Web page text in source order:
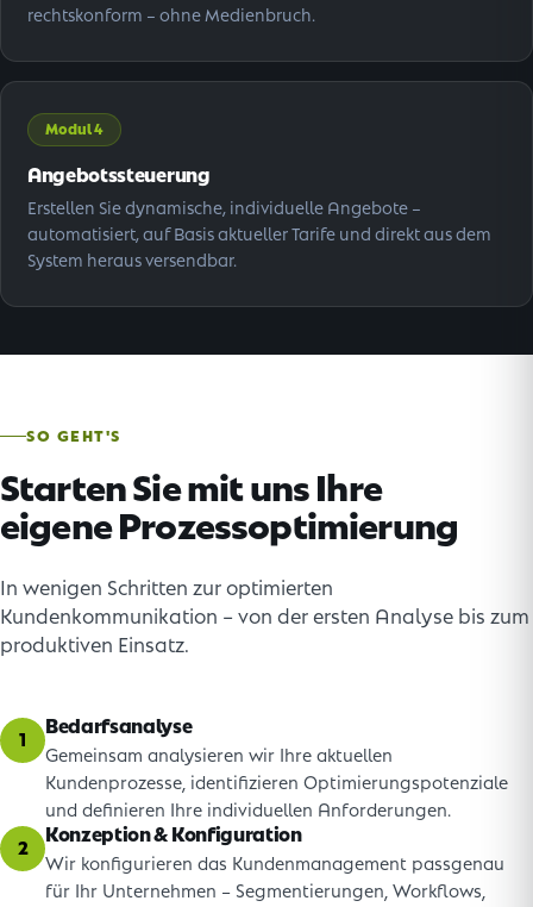
rechtskonform – ohne Medienbruch.
Modul 4
Angebotssteuerung
Erstellen Sie dynamische, individuelle Angebote –
automatisiert, auf Basis aktueller Tarife und direkt aus dem
System heraus versendbar.
SO GEHT'S
Starten Sie mit uns Ihre
eigene Prozessoptimierung
In wenigen Schritten zur optimierten
Kundenkommunikation – von der ersten Analyse bis zum
produktiven Einsatz.
1
Bedarfsanalyse
Gemeinsam analysieren wir Ihre aktuellen
Kundenprozesse, identifizieren Optimierungspotenziale
und definieren Ihre individuellen Anforderungen.
2
Konzeption & Konfiguration
Wir konfigurieren das Kundenmanagement passgenau
für Ihr Unternehmen – Segmentierungen, Workflows,